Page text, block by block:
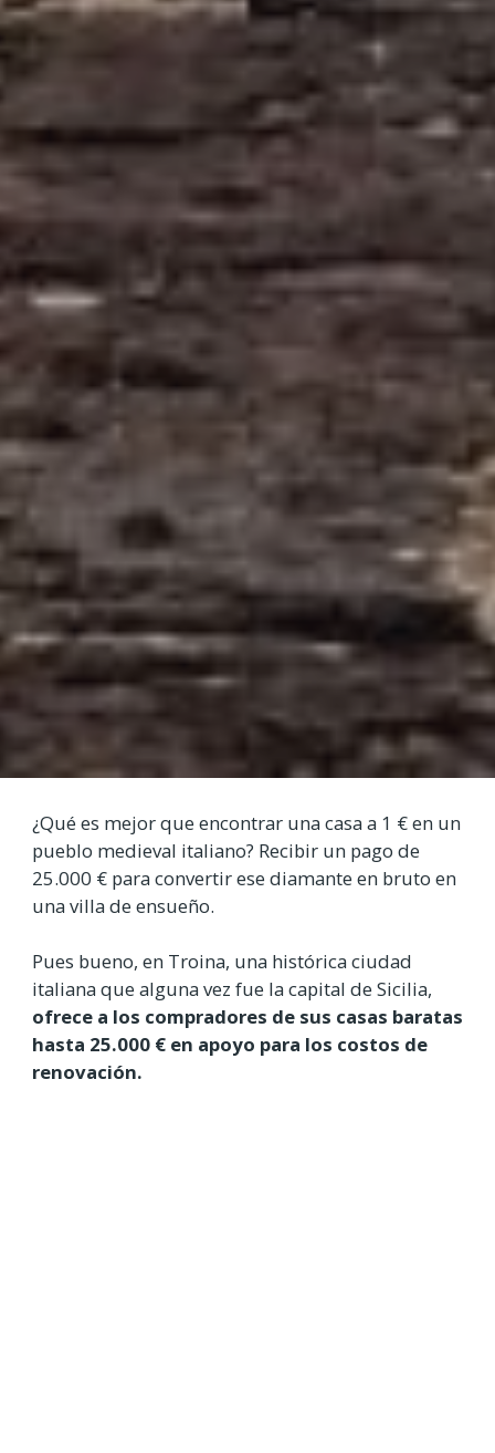
¿Qué es mejor que encontrar una casa a 1 € en un
pueblo medieval italiano? Recibir un pago de
25.000 € para convertir ese diamante en bruto en
una villa de ensueño.
Pues bueno, en Troina, una histórica ciudad
italiana que alguna vez fue la capital de Sicilia,
ofrece a los compradores de sus casas baratas
hasta 25.000 € en apoyo para los costos de
renovación.